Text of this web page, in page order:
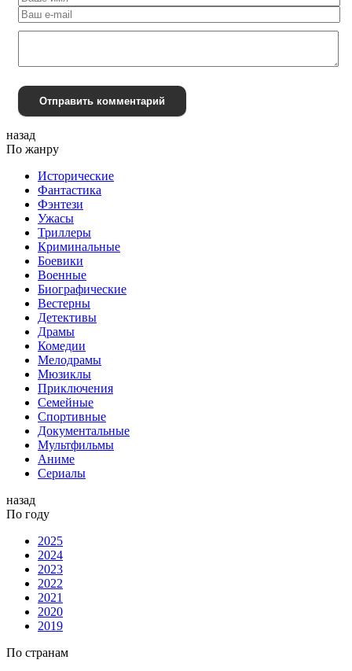
Отправить комментарий
назад
По жанру
Исторические
Фантастика
Фэнтези
Ужасы
Триллеры
Криминальные
Боевики
Военные
Биографические
Вестерны
Детективы
Драмы
Комедии
Мелодрамы
Мюзиклы
Приключения
Семейные
Спортивные
Документальные
Мультфильмы
Аниме
Сериалы
назад
По году
2025
2024
2023
2022
2021
2020
2019
По странам